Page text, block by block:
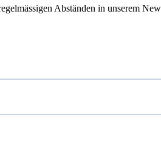
Abständen in unserem